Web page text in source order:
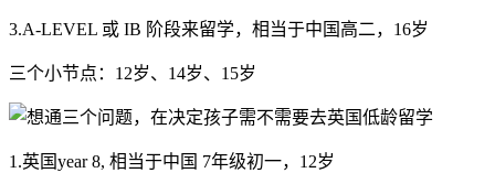
3.A-LEVEL 或 IB 阶段来留学，相当于中国高二，16岁
三个小节点：12岁、14岁、15岁
1.英国year 8, 相当于中国 7年级初一，12岁